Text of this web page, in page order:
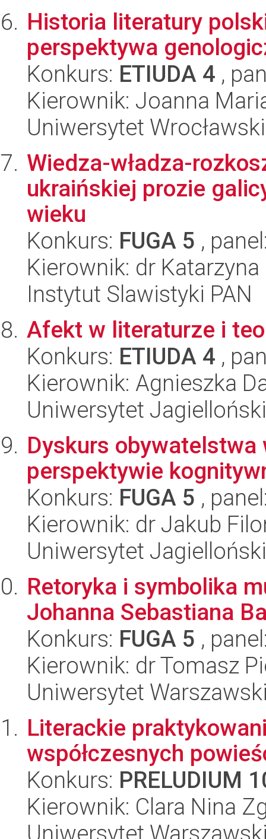
Historia literatury
perspektywa
Konkurs: ETIUDA 4 ,
Kierownik: Joanna
Uniwersytet
Wiedza-władza-
ukraińskiej prozie
wieku
Konkurs: FUGA 5 ,
Kierownik: dr
Instytut Slawistyki PAN
Afekt w literaturze i
Konkurs: ETIUDA 4 ,
Kierownik: Agnieszka
Uniwersytet
Dyskurs
perspektywie
Konkurs: FUGA 5 ,
Kierownik: dr Jakub
Uniwersytet
Retoryka i symbolika
Johanna Sebastiana
Konkurs: FUGA 5 ,
Kierownik: dr Tomasz
Uniwersytet
Literackie
współczesnych
Konkurs: PRELUDIUM
Kierownik: Clara Nina
Uniwersytet